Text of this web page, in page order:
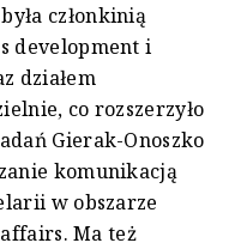
członkinią
development i
działem
co rozszerzyło
Gierak-Onoszko
komunikacją
w obszarze
Ma też